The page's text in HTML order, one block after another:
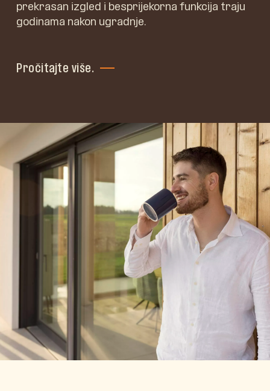
prekrasan izgled i besprijekorna funkcija traju
godinama nakon ugradnje.
Pročitajte više.